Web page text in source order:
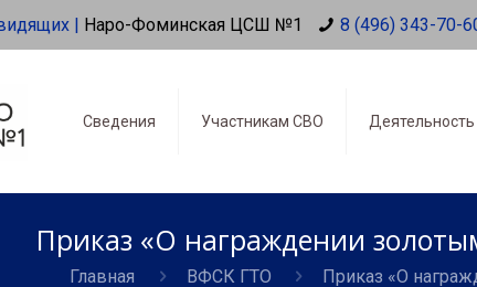
| Наро-Фоминская ЦСШ №1 8 (496) 343-70-
Сведения Участникам СВО Деятельность
Приказ «О награждении
Главная ВФСК ГТО Приказ «О